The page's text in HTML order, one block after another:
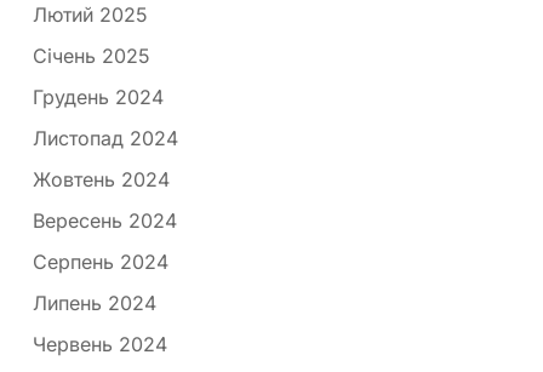
Лютий 2025
Січень 2025
Грудень 2024
Листопад 2024
Жовтень 2024
Вересень 2024
Серпень 2024
Липень 2024
Червень 2024